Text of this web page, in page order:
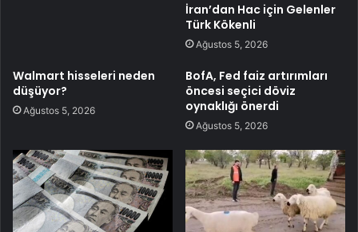
İran’dan Hac için Gelenler
Türk Kökenli
Ağustos 5, 2026
Walmart hisseleri neden
düşüyor?
Ağustos 5, 2026
BofA, Fed faiz artırımları
öncesi seçici döviz
oynaklığı önerdi
Ağustos 5, 2026